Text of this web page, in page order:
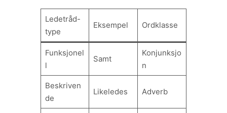
Ledetråd-
type
Eksempel Ordklasse
Funksjonel
l
Samt
Konjunksjo
n
Beskriven
de
Likeledes Adverb